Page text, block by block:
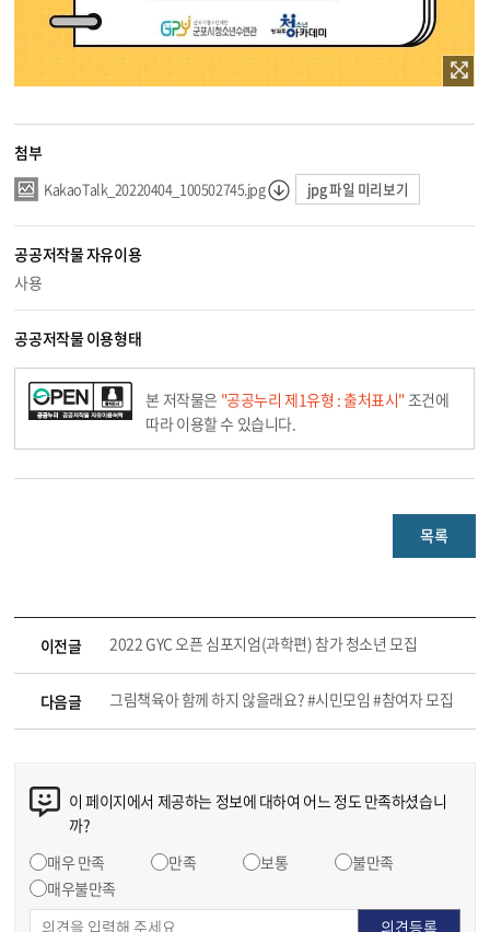
첨부
KakaoTalk_20220404_100502745.jpg jpg 파일 미리보기
공공저작물 자유이용
사용
공공저작물 이용형태
본 저작물은 "공공누리 제1유형 : 출처표시" 조건에
따라 이용할 수 있습니다.
목록
이전글 2022 GYC 오픈 심포지엄(과학편) 참가 청소년 모집
다음글 그림책육아 함께 하지 않을래요? #시민모임 #참여자 모집
이 페이지에서 제공하는 정보에 대하여 어느 정도 만족하셨습니
까?
매우 만족
만족 보통
불만족
매우불만족